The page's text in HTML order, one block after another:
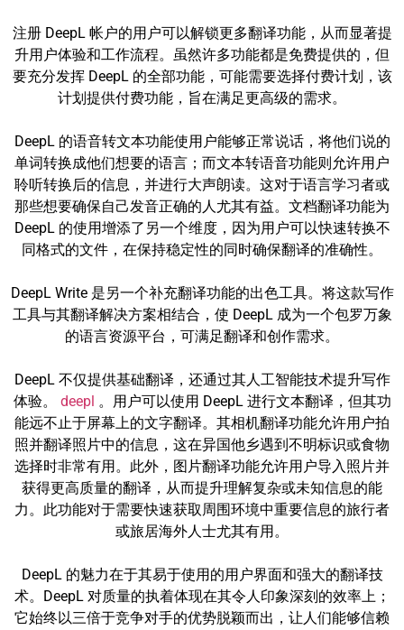
注册 DeepL 帐户的用户可以解锁更多翻译功能，从而显著提
升用户体验和工作流程。虽然许多功能都是免费提供的，但
要充分发挥 DeepL 的全部功能，可能需要选择付费计划，该
计划提供付费功能，旨在满足更高级的需求。
DeepL 的语音转文本功能使用户能够正常说话，将他们说的
单词转换成他们想要的语言；而文本转语音功能则允许用户
聆听转换后的信息，并进行大声朗读。这对于语言学习者或
那些想要确保自己发音正确的人尤其有益。文档翻译功能为
DeepL 的使用增添了另一个维度，因为用户可以快速转换不
同格式的文件，在保持稳定性的同时确保翻译的准确性。
DeepL Write 是另一个补充翻译功能的出色工具。将这款写作
工具与其翻译解决方案相结合，使 DeepL 成为一个包罗万象
的语言资源平台，可满足翻译和创作需求。
DeepL 不仅提供基础翻译，还通过其人工智能技术提升写作
体验。 deepl 。用户可以使用 DeepL 进行文本翻译，但其功
能远不止于屏幕上的文字翻译。其相机翻译功能允许用户拍
照并翻译照片中的信息，这在异国他乡遇到不明标识或食物
选择时非常有用。此外，图片翻译功能允许用户导入照片并
获得更高质量的翻译，从而提升理解复杂或未知信息的能
力。此功能对于需要快速获取周围环境中重要信息的旅行者
或旅居海外人士尤其有用。
DeepL 的魅力在于其易于使用的用户界面和强大的翻译技
术。DeepL 对质量的执着体现在其令人印象深刻的效率上；
它始终以三倍于竞争对手的优势脱颖而出，让人们能够信赖